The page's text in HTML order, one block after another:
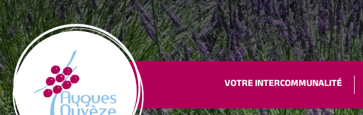
VOTRE INTERCOMMUNALITÉ